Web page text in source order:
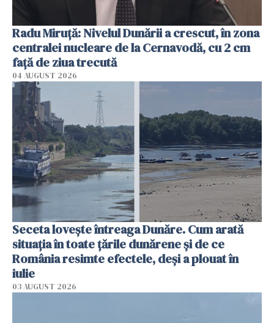
Radu Miruţă: Nivelul Dunării a crescut, în zona
centralei nucleare de la Cernavodă, cu 2 cm
faţă de ziua trecută
04 AUGUST 2026
Seceta lovește întreaga Dunăre. Cum arată
situația în toate țările dunărene și de ce
România resimte efectele, deși a plouat în
iulie
03 AUGUST 2026